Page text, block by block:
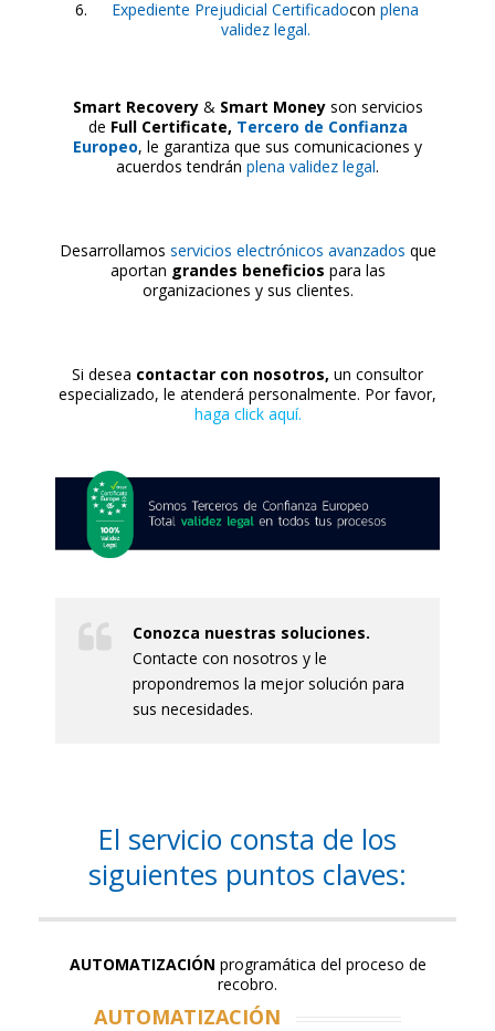
Expediente Prejudicial Certificadoconplena
validez legal.
Smart Recovery& Smart Moneyson servicios
de Full Certificate, Tercero de Confianza
Europeo, le garantiza que sus comunicaciones y
acuerdos tendrán plena validez legal.
Desarrollamos servicios electrónicos avanzados que
aportan grandes beneficios para las
organizaciones y sus clientes.
Si desea contactar con nosotros, un consultor
especializado, le atenderá personalmente. Por favor,
haga click aquí.
Conozca nuestras soluciones.
Contacte con nosotros y le
propondremos la mejor solución para
sus necesidades.
El servicio consta de los
siguientes puntos claves:
AUTOMATIZACIÓN programática del proceso de
recobro.
AUTOMATIZACIÓN